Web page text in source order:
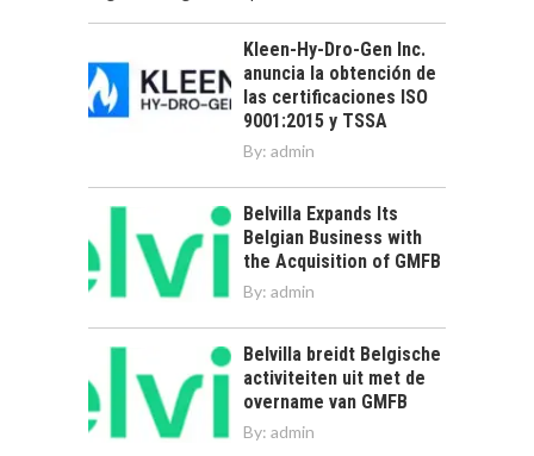
Kleen-Hy-Dro-Gen Inc.
anuncia la obtención de
las certificaciones ISO
9001:2015 y TSSA
By: admin
Belvilla Expands Its
Belgian Business with
the Acquisition of GMFB
By: admin
Belvilla breidt Belgische
activiteiten uit met de
overname van GMFB
By: admin